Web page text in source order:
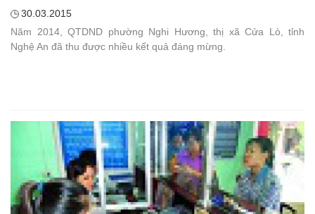
30.03.2015
Năm 2014, QTDND phường Nghi Hương, thị xã Cửa Lò, tỉnh
Nghệ An đã thu được nhiều kết quả đáng mừng.